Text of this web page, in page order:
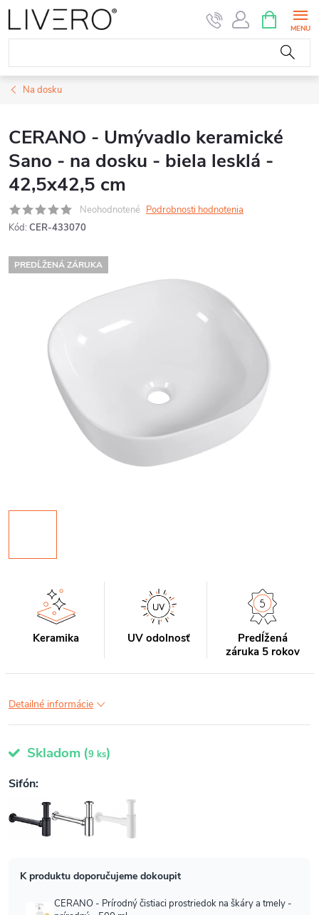
Prejsť
na
obsah
KOŠÍK
Na dosku
CERANO - Umývadlo keramické
Sano - na dosku - biela lesklá -
42,5x42,5 cm
Neohodnotené Podrobnosti hodnotenia
Kód: CER-433070
PREDĹŽENÁ ZÁRUKA
Keramika UV odolnosť
Predĺžená
záruka 5 rokov
Detailné informácie
Skladom (9 ks)